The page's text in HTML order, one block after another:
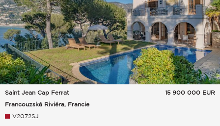
Saint Jean Cap Ferrat
Francouzská Riviéra, Francie
15 900 000 EUR
V2072SJ